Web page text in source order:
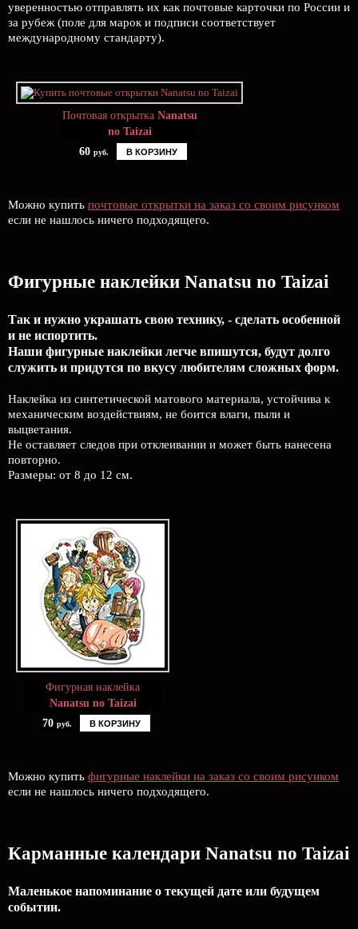
уверенностью отправлять их как почтовые карточки по России и
за рубеж (поле для марок и подписи соответствует
международному стандарту).
Почтовая открытка Nanatsu
no Taizai
60 руб. В КОРЗИНУ
Можно купить почтовые открытки на заказ со своим рисунком
если не нашлось ничего подходящего.
Фигурные наклейки Nanatsu no Taizai
Так и нужно украшать свою технику, - сделать особенной
и не испортить.
Наши фигурные наклейки легче впишутся, будут долго
служить и придутся по вкусу любителям сложных форм.
Наклейка из синтетической матового материала, устойчива к
механическим воздействиям, не боится влаги, пыли и
выцветания.
Не оставляет следов при отклеивании и может быть нанесена
повторно.
Размеры: от 8 до 12 см.
Фигурная наклейка
Nanatsu no Taizai
70 руб. В КОРЗИНУ
Можно купить фигурные наклейки на заказ со своим рисунком
если не нашлось ничего подходящего.
Карманные календари Nanatsu no Taizai
Маленькое напоминание о текущей дате или будущем
событии.